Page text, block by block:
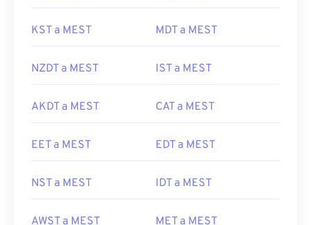
KST a MEST MDT a MEST
NZDT a MEST IST a MEST
AKDT a MEST CAT a MEST
EET a MEST EDT a MEST
NST a MEST IDT a MEST
AWST a MEST MET a MEST